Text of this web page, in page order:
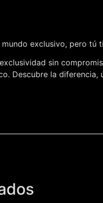
exclusivo, pero tú
sin
Descubre la